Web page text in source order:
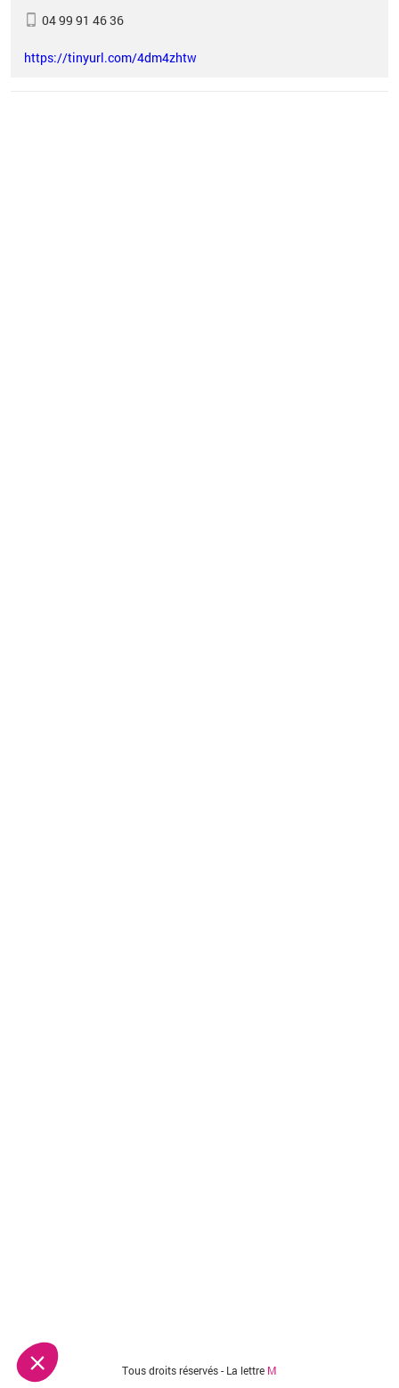
04 99 91 46 36
https://tinyurl.com/4dm4zhtw
Tous droits réservés - La lettre M